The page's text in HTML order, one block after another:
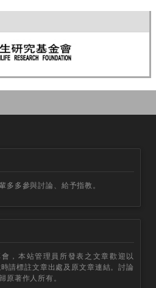
多多參與討論、給予指教。
，本站管理員所發表之文章歡迎以
請標註文章出處及原文章連結。討論
原著作人所有。